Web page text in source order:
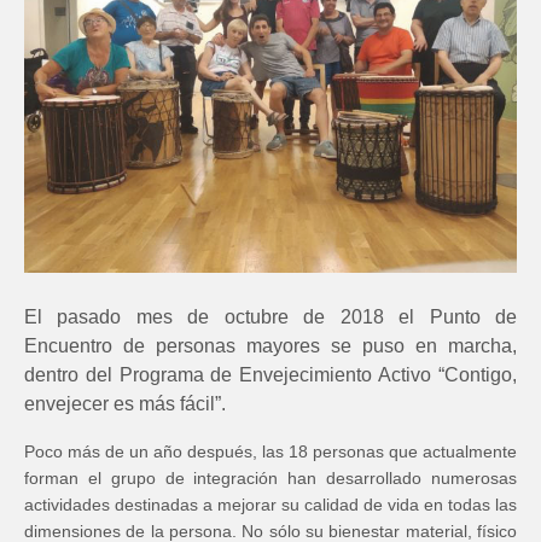
El pasado mes de octubre de 2018 el Punto de
Encuentro de personas mayores se puso en marcha,
dentro del Programa de Envejecimiento Activo “Contigo,
envejecer es más fácil”.
Poco más de un año después, las 18 personas que actualmente
forman el grupo de integración han desarrollado numerosas
actividades destinadas a mejorar su calidad de vida en todas las
dimensiones de la persona. No sólo su bienestar material, físico